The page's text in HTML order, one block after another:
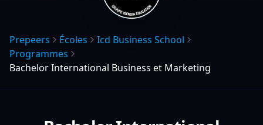
Prepeers Écoles
Icd Business School
Programmes
Bachelor International Business et Marketing